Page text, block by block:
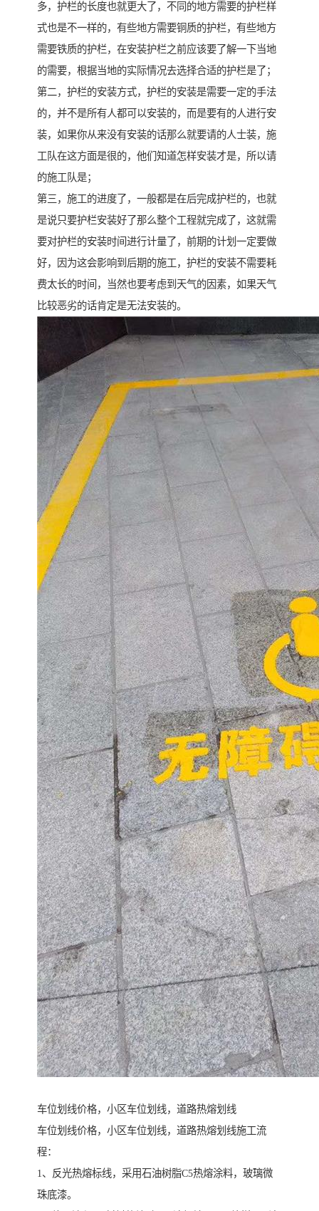
多，护栏的长度也就更大了，不同的地方需要的护栏样
式也是不一样的，有些地方需要铜质的护栏，有些地方
需要铁质的护栏，在安装护栏之前应该要了解一下当地
的需要，根据当地的实际情况去选择合适的护栏是了；
第二，护栏的安装方式，护栏的安装是需要一定的手法
的，并不是所有人都可以安装的，而是要有的人进行安
装，如果你从来没有安装的话那么就要请的人士装，施
工队在这方面是很的，他们知道怎样安装才是，所以请
的施工队是；
第三，施工的进度了，一般都是在后完成护栏的，也就
是说只要护栏安装好了那么整个工程就完成了，这就需
要对护栏的安装时间进行计量了，前期的计划一定要做
好，因为这会影响到后期的施工，护栏的安装不需要耗
费太长的时间，当然也要考虑到天气的因素，如果天气
比较恶劣的话肯定是无法安装的。
车位划线价格，小区车位划线，道路热熔划线
车位划线价格，小区车位划线，道路热熔划线施工流
程：
1、反光热熔标线，采用石油树脂C5热熔涂料，玻璃微
珠底漆。